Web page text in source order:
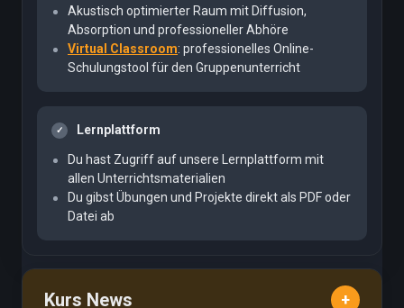
Akustisch optimierter Raum mit Diffusion,
Absorption und professioneller Abhöre
Virtual Classroom: professionelles Online-
Schulungstool für den Gruppenunterricht
Lernplattform
Du hast Zugriff auf unsere Lernplattform mit
allen Unterrichtsmaterialien
Du gibst Übungen und Projekte direkt als PDF oder
Datei ab
Kurs News